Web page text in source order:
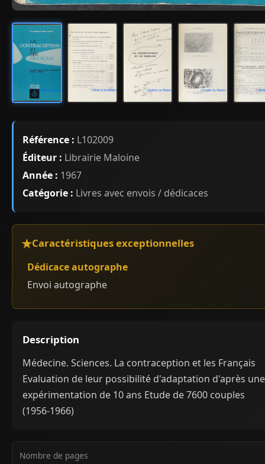
Référence : L102009
Éditeur : Librairie Maloine
Année : 1967
Catégorie : Livres avec envois / dédicaces
Caractéristiques exceptionnelles
Dédicace autographe
Envoi autographe
Description
Médecine. Sciences. La contraception et les Français
Evaluation de leur possibilité d'adaptation d'après une
expérimentation de 10 ans Etude de 7600 couples
(1956-1966)
Nombre de pages